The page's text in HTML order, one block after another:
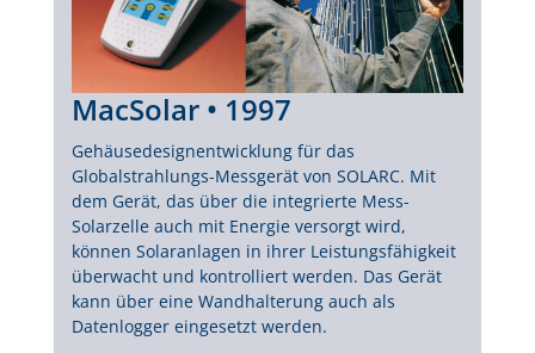
MacSolar • 1997
Gehäusedesignentwicklung für das
Globalstrahlungs-Messgerät von SOLARC. Mit
dem Gerät, das über die integrierte Mess-
Solarzelle auch mit Energie versorgt wird,
können Solaranlagen in ihrer Leistungsfähigkeit
überwacht und kontrolliert werden. Das Gerät
kann über eine Wandhalterung auch als
Datenlogger eingesetzt werden.